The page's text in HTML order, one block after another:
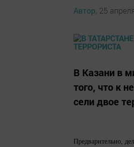
Автор, 25
В Казани в
того, что к
сели двое
Предварительно,